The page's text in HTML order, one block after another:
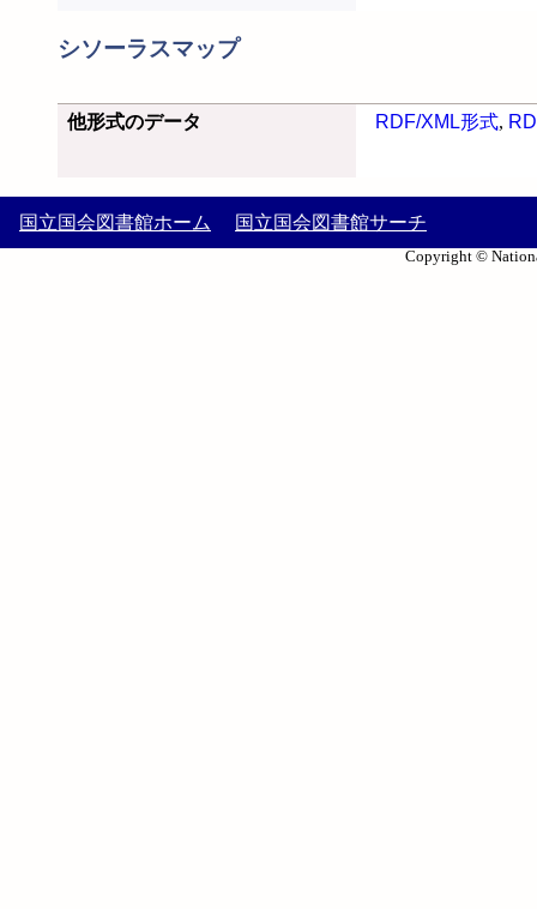
シソーラスマップ
他形式のデータ RDF/XML形式,
国立国会図書館ホーム 国立国会図書館サーチ
Copyright ©